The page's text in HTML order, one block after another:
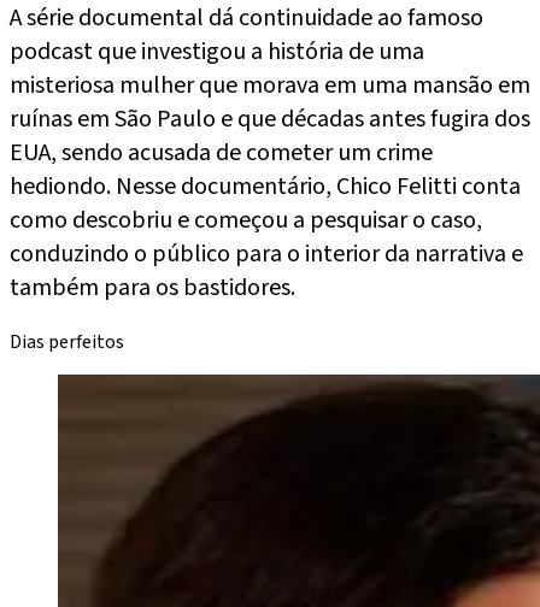
A série documental dá continuidade ao famoso
podcast que investigou a história de uma
misteriosa mulher que morava em uma mansão em
ruínas em São Paulo e que décadas antes fugira dos
EUA, sendo acusada de cometer um crime
hediondo. Nesse documentário, Chico Felitti conta
como descobriu e começou a pesquisar o caso,
conduzindo o público para o interior da narrativa e
também para os bastidores.
Dias perfeitos